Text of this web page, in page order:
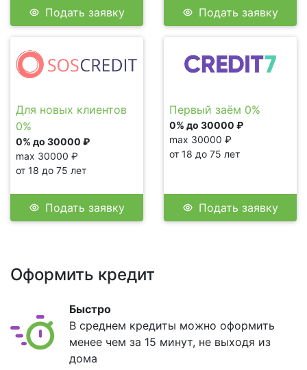
Подать заявку Подать заявку
Для новых клиентов
0%
0% до 30000 ₽
max 30000 ₽
от 18 до 75 лет
Подать заявку
Первый заём 0%
0% до 30000 ₽
max 30000 ₽
от 18 до 75 лет
Подать заявку
Оформить кредит
Быстро
В среднем кредиты можно оформить
менее чем за 15 минут, не выходя из
дома